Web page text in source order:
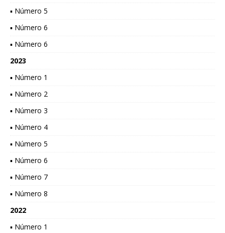
▪ Número 5
▪ Número 6
▪ Número 6
2023
▪ Número 1
▪ Número 2
▪ Número 3
▪ Número 4
▪ Número 5
▪ Número 6
▪ Número 7
▪ Número 8
2022
▪ Número 1